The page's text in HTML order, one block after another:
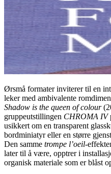
Ørsmå formater inviterer til en
leker med ambivalente
Shadow is the queen of colour
gruppeutstillingen CHROMA IV
usikkert om en transparent
bordminiatyr eller en større
Den samme trompe l’oeil-
later til å være, opptrer i
organisk materiale som er blåst